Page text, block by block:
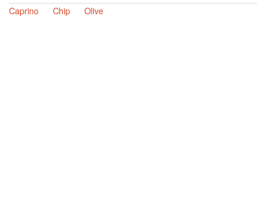
Caprino
Chip Olive